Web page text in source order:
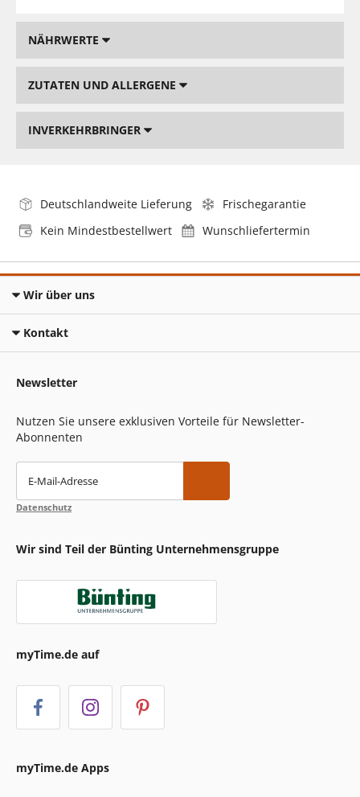
NÄHRWERTE
ZUTATEN UND ALLERGENE
INVERKEHRBRINGER
Deutschlandweite Lieferung
Frischegarantie
Kein Mindestbestellwert
Wunschliefertermin
Wir über uns
Kontakt
Newsletter
Nutzen Sie unsere exklusiven Vorteile für Newsletter-
Abonnenten
E-Mail-Adresse
Datenschutz
Wir sind Teil der Bünting Unternehmensgruppe
myTime.de auf
myTime.de Apps